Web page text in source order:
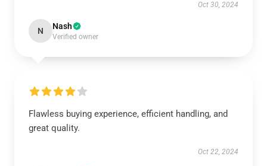
Oct 30, 2024
N Nash
Verified owner
Flawless buying experience, efficient handling, and
great quality.
Oct 22, 2024